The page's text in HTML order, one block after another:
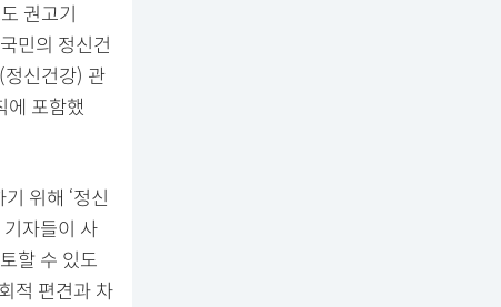
권고기
민의 정신건
정신건강) 관
에 포함했
위해 ‘정신
자들이 사
할 수 있도
적 편견과 차